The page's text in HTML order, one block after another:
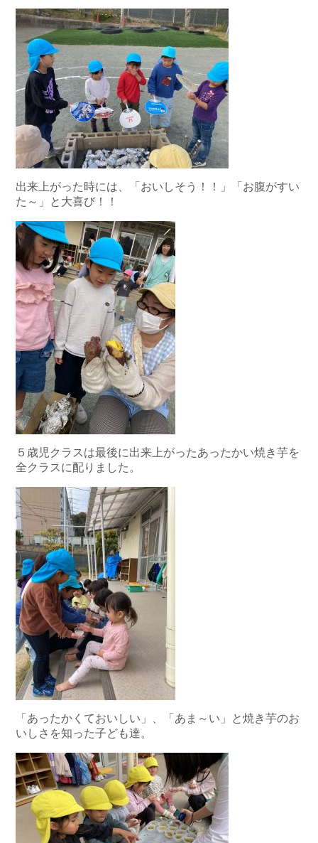
出来上がった時には、「おいしそう！！」「お腹がすい
た～」と大喜び！！
５歳児クラスは最後に出来上がったあったかい焼き芋を
全クラスに配りました。
「あったかくておいしい」、「あま～い」と焼き芋のお
いしさを知った子ども達。